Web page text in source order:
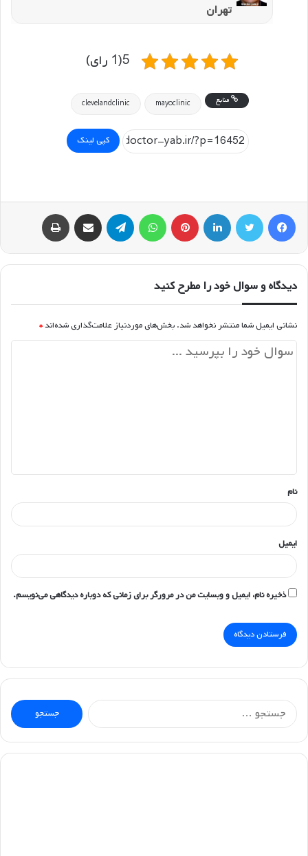
تهران
5(1 رای)
منابع mayoclinic
clevelandclinic
کپی لینک
فیسبوک توییتر لینکداین پینتریست تلگرام اشتراک گذاری با ایمیل
دیدگاه و سوال خود را مطرح کنید
نشانی ایمیل شما منتشر نخواهد شد. بخش‌های موردنیاز علامت‌گذاری شده‌اند *
*
نام
ایمیل
ذخیره نام، ایمیل و وبسایت من در مرورگر برای زمانی که دوباره دیدگاهی می‌نویسم.
جستجو
برای: